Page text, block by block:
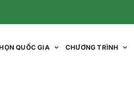
QUỐC GIA CHƯƠNG TRÌNH